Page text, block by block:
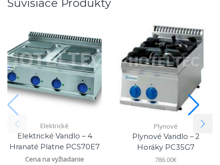
Súvisiace Produkty
Elektrické
Elektrické Varidlo – 4
Hranaté Platne PCS70E7
Cena na vyžiadanie
Plynové
Plynové Varidlo – 2
Horáky PC35G7
786.00€